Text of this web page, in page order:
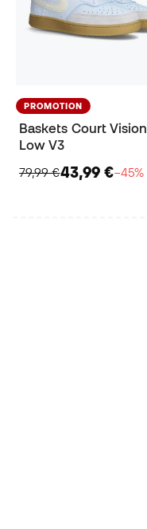
PROMOTION
Baskets Court Vision
Low V3
79,99 €43,99 €−45%